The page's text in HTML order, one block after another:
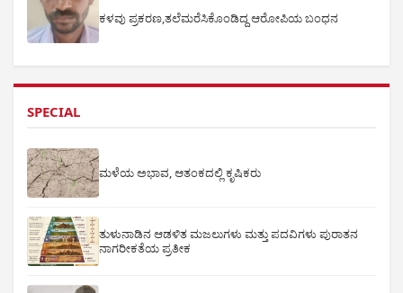
ಕಳವು ಪ್ರಕರಣ,ತಲೆಮರೆಸಿಕೊಂಡಿದ್ದ ಆರೋಪಿಯ ಬಂಧನ
SPECIAL
ಮಳೆಯ ಅಭಾವ, ಆತಂಕದಲ್ಲಿ ಕೃಷಿಕರು
ತುಳುನಾಡಿನ ಆಡಳಿತ ಮಜಲುಗಳು ಮತ್ತು ಪದವಿಗಳು ಪುರಾತನ
ನಾಗರೀಕತೆಯ ಪ್ರತೀಕ